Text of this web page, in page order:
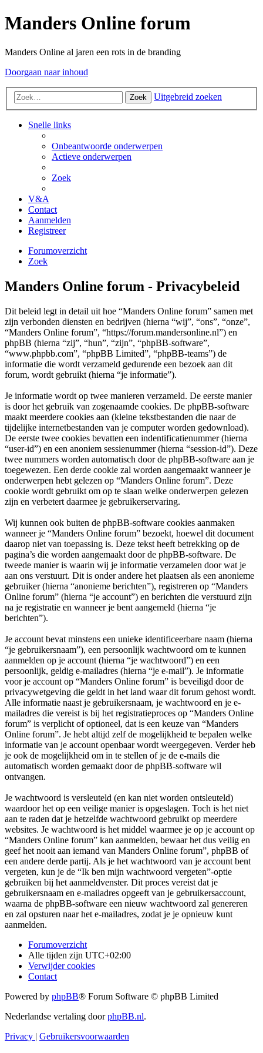
Manders Online forum
Manders Online al jaren een rots in de branding
Doorgaan naar inhoud
Zoek Uitgebreid zoeken
Snelle links
Onbeantwoorde onderwerpen
Actieve onderwerpen
Zoek
V&A
Contact
Aanmelden
Registreer
Forumoverzicht
Zoek
Manders Online forum - Privacybeleid
Dit beleid legt in detail uit hoe “Manders Online forum” samen met
zijn verbonden diensten en bedrijven (hierna “wij”, “ons”, “onze”,
“Manders Online forum”, “https://forum.mandersonline.nl”) en
phpBB (hierna “zij”, “hun”, “zijn”, “phpBB-software”,
“www.phpbb.com”, “phpBB Limited”, “phpBB-teams”) de
informatie die wordt verzameld gedurende een bezoek aan dit
forum, wordt gebruikt (hierna “je informatie”).
Je informatie wordt op twee manieren verzameld. De eerste manier
is door het gebruik van zogenaamde cookies. De phpBB-software
maakt meerdere cookies aan (kleine tekstbestanden die naar de
tijdelijke internetbestanden van je computer worden gedownload).
De eerste twee cookies bevatten een indentificatienummer (hierna
“user-id”) en een anoniem sessienummer (hierna “session-id”). Deze
twee nummers worden automatisch door de phpBB-software aan je
toegewezen. Een derde cookie zal worden aangemaakt wanneer je
onderwerpen hebt gelezen op “Manders Online forum”. Deze
cookie wordt gebruikt om op te slaan welke onderwerpen gelezen
zijn en verbetert daarmee je gebruikerservaring.
Wij kunnen ook buiten de phpBB-software cookies aanmaken
wanneer je “Manders Online forum” bezoekt, hoewel dit document
daarop niet van toepassing is. Deze tekst heeft betrekking op de
pagina’s die worden aangemaakt door de phpBB-software. De
tweede manier is waarin wij je informatie verzamelen door wat je
aan ons verstuurt. Dit is onder andere het plaatsen als een anonieme
gebruiker (hierna “anonieme berichten”), registreren op “Manders
Online forum” (hierna “je account”) en berichten die verstuurd zijn
na je registratie en wanneer je bent aangemeld (hierna “je
berichten”).
Je account bevat minstens een unieke identificeerbare naam (hierna
“je gebruikersnaam”), een persoonlijk wachtwoord om te kunnen
aanmelden op je account (hierna “je wachtwoord”) en een
persoonlijk, geldig e-mailadres (hierna “je e-mail”). Je informatie
voor je account op “Manders Online forum” is beveiligd door de
privacywetgeving die geldt in het land waar dit forum gehost wordt.
Alle informatie naast je gebruikersnaam, je wachtwoord en je e-
mailadres die vereist is bij het registratieproces op “Manders Online
forum” is verplicht of optioneel, dat is een keuze van “Manders
Online forum”. Je hebt altijd zelf de mogelijkheid te bepalen welke
informatie van je account openbaar wordt weergegeven. Verder heb
je ook de mogelijkheid om in te stellen of je de e-mails die
automatisch worden gemaakt door de phpBB-software wil
ontvangen.
Je wachtwoord is versleuteld (en kan niet worden ontsleuteld)
waardoor het op een veilige manier is opgeslagen. Toch is het niet
aan te raden dat je hetzelfde wachtwoord gebruikt op meerdere
websites. Je wachtwoord is het middel waarmee je op je account op
“Manders Online forum” kan aanmelden, bewaar het dus veilig en
geef het nooit aan iemand van Manders Online forum”, phpBB of
een andere derde partij. Als je het wachtwoord van je account bent
vergeten, kun je de “Ik ben mijn wachtwoord vergeten”-optie
gebruiken bij het aanmeldvenster. Dit proces vereist dat je
gebruikersnaam en e-mailadres opgeeft van je gebruikersaccount,
waarna de phpBB-software een nieuw wachtwoord zal genereren
en zal opsturen naar het e-mailadres, zodat je je opnieuw kunt
aanmelden.
Forumoverzicht
Alle tijden zijn UTC+02:00
Verwijder cookies
Contact
Powered by phpBB® Forum Software © phpBB Limited
Nederlandse vertaling doorphpBB.nl.
Privacy | Gebruikersvoorwaarden